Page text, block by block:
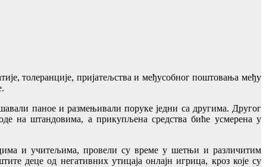
толеранције, пријатељства и међусобног поштовања међу
паное и размењивали поруке једни са другима. Другог
на штандовима, а прикупљена средства биће усмерена у
и учитељима, провели су време у шетњи и различитим
деце од негативних утицаја онлајн игрица, кроз које су